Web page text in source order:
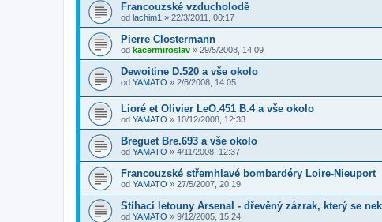
Francouzské vzducholodě
od lachim1 » 22/3/2011, 00:17
Pierre Clostermann
od kacermiroslav » 29/5/2008, 14:09
Dewoitine D.520 a vše okolo
od YAMATO » 2/6/2008, 14:05
Lioré et Olivier LeO.451 B.4 a vše okolo
od YAMATO » 10/12/2008, 12:33
Breguet Bre.693 a vše okolo
od YAMATO » 4/11/2008, 12:37
Francouzské střemhlavé bombardéry Loire-Nieuport
od YAMATO » 27/5/2007, 20:19
Stíhací letouny Arsenal - dřevěný zázrak, který se
od YAMATO » 9/12/2005, 15:24